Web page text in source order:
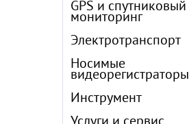
GPS и спутниковый
мониторинг
Электротранспорт
Носимые
видеорегистраторы
Инструмент